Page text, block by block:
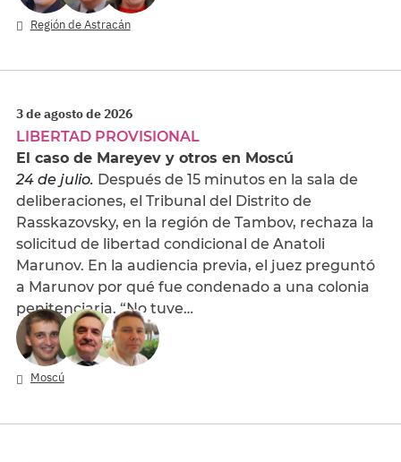
Región de Astracán
3 de agosto de 2026
LIBERTAD PROVISIONAL
El caso de Mareyev y otros en Moscú
24 de julio. Después de 15 minutos en la sala de
deliberaciones, el Tribunal del Distrito de
Rasskazovsky, en la región de Tambov, rechaza la
solicitud de libertad condicional de Anatoli
Marunov. En la audiencia previa, el juez preguntó
a Marunov por qué fue condenado a una colonia
penitenciaria. “No tuve…
Moscú